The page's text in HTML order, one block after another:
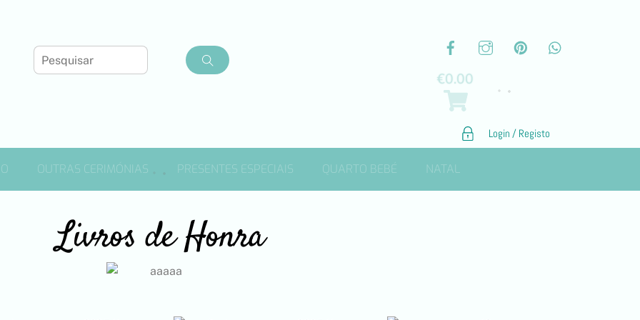
€0.00
Login / Registo
OUTRAS CERIMÓNIAS PRESENTES ESPECIAIS QUARTO BEBÉ NATAL
Livros de Honra